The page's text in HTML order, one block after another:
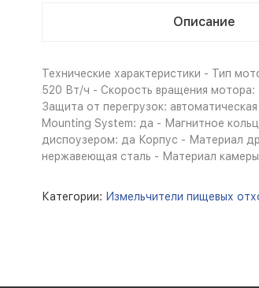
Описание
Технические характеристики - Тип
520 Вт/ч - Скорость вращения
Защита от перегрузок:
Mounting System: да - Магнитное
диспоузером: да Корпус - Материал
нержавеющая сталь - Материал
Категории: Измельчители пищевых